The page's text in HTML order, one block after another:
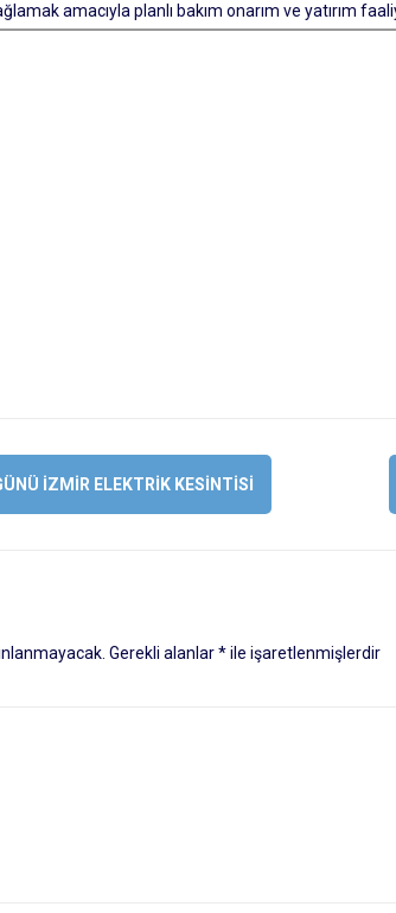
amacıyla planlı bakım onarım ve yatırım
İZMIR ELEKTRIK KESINTISI
Gerekli alanlar*ile işaretlenmişlerdir